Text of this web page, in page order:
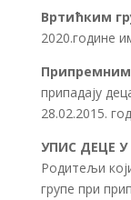
Вртићким
2020.године
припадају
28.02.2015.
УПИС ДЕЦЕ
Родитељи
групе при